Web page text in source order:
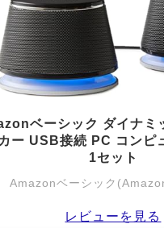
ベーシック ダイナミ
ー USB接続 PC コンピ
1セット
Amazonベーシック
レビューを見る